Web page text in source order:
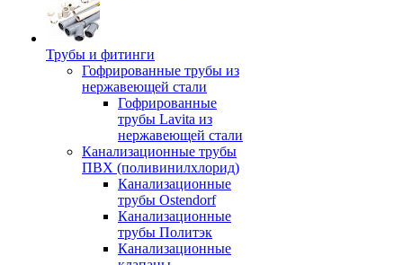
Трубы и фитинги
Гофрированные трубы из
нержавеющей стали
Гофрированные
трубы Lavita из
нержавеющей стали
Канализационные трубы
ПВХ (поливинилхлорид)
Канализационные
трубы Ostendorf
Канализационные
трубы Политэк
Канализационные